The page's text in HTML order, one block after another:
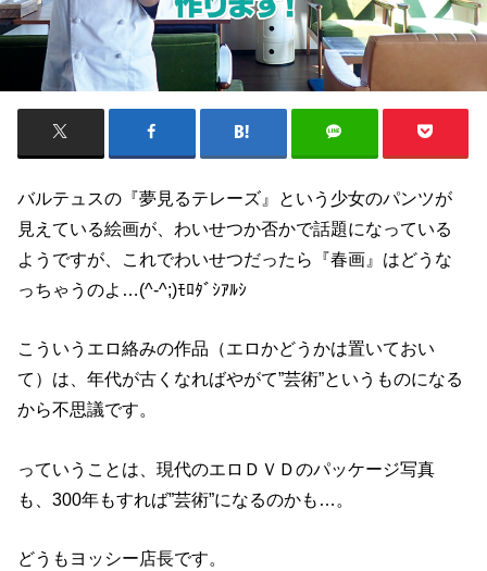
バルテュスの『夢見るテレーズ』という少女のパンツが
見えている絵画が、わいせつか否かで話題になっている
ようですが、これでわいせつだったら『春画』はどうな
っちゃうのよ…(^-^;)ﾓﾛﾀﾞｼｱﾙｼ
こういうエロ絡みの作品（エロかどうかは置いておい
て）は、年代が古くなればやがて”芸術”というものになる
から不思議です。
っていうことは、現代のエロＤＶＤのパッケージ写真
も、300年もすれば”芸術”になるのかも…。
どうもヨッシー店長です。